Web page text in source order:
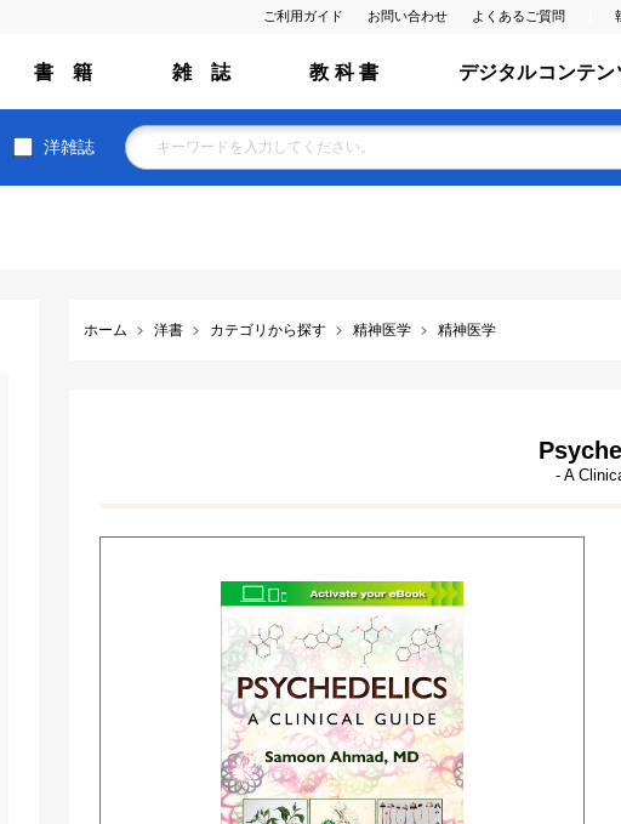
ご利用ガイド お問い合わせ よくあるご質問
書 籍 雑 誌 教 科 書 デジタルコンテン
洋雑誌
ホーム 洋書 カテゴリから探す 精神医学 精神医学
- A